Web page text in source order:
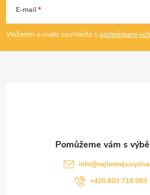
p
a
E-mail
Vložením e-mailu souhlasíte s podmínkami
info@
+420 603 718 083